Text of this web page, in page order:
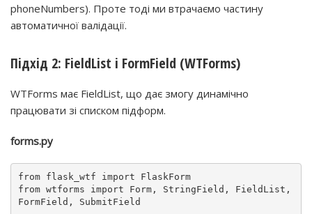
phoneNumbers). Проте тоді ми втрачаємо частину
автоматичної валідації.
Підхід 2: FieldList i FormField (WTForms)
WTForms має FieldList, що дає змогу динамічно
працювати зі списком підформ.
forms.py
from flask_wtf import
FlaskForm
from wtforms import Form, StringField, FieldList,
FormField, SubmitField